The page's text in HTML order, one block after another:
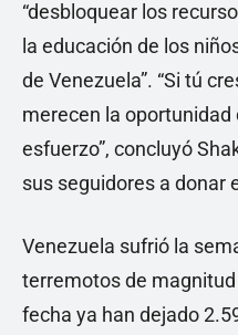
“desbloquear los
la educación de los
de Venezuela”. “Si tú
merecen la oportunidad
esfuerzo”, concluyó
sus seguidores a donar
Venezuela sufrió la
terremotos de magnitud
fecha ya han dejado